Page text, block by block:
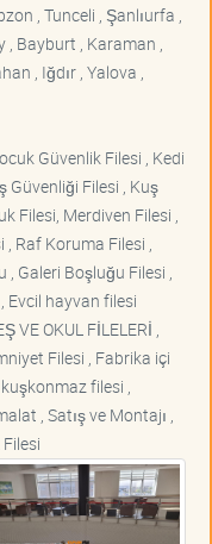
, Tunceli , Şanlıurfa ,
, Bayburt , Karaman ,
, Iğdır , Yalova ,
Güvenlik Filesi , Kedi
Güvenliği Filesi , Kuş
Filesi, Merdiven Filesi ,
, Raf Koruma Filesi ,
, Galeri Boşluğu Filesi ,
Evcil hayvan filesi
VE OKUL FİLELERİ ,
Filesi , Fabrika içi
filesi ,
, Satış ve Montajı ,